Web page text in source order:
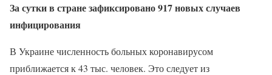
За сутки в стране зафиксировано 917 новых случаев
инфицирования
В Украине численность больных коронавирусом
приближается к 43 тыс. человек. Это следует из